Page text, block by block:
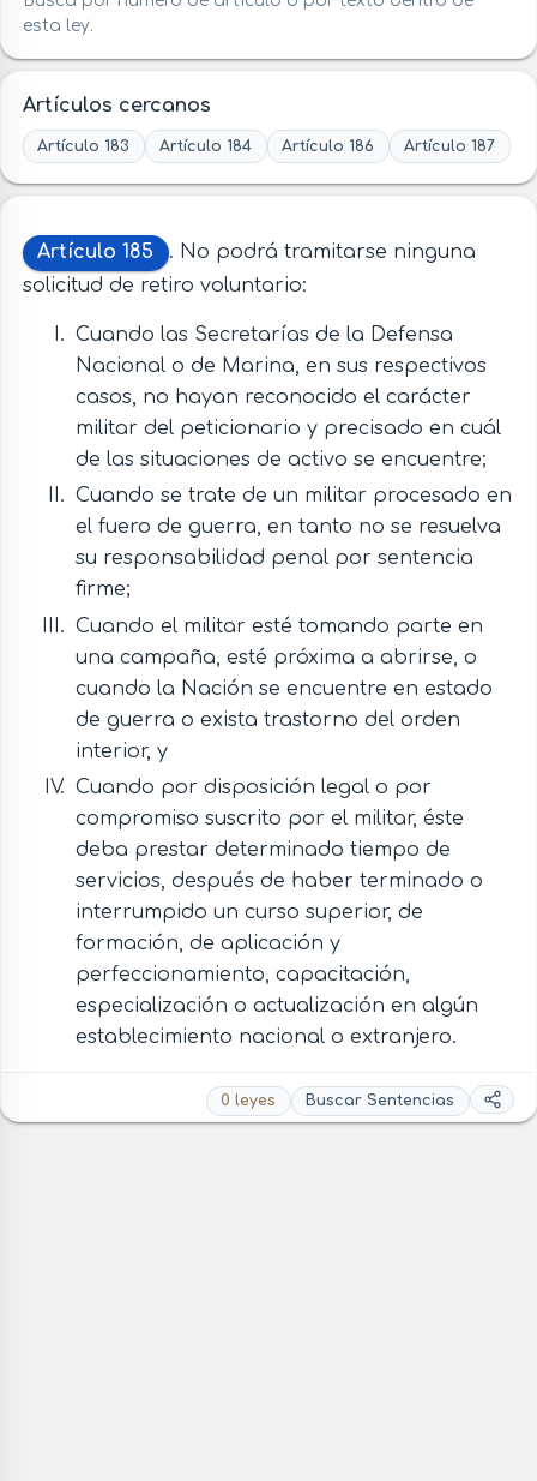
esta ley.
Artículos cercanos
Artículo 183 Artículo 184 Artículo 186 Artículo 187
Artículo 185
. No podrá tramitarse ninguna
solicitud de retiro voluntario:
Cuando las Secretarías de la Defensa
Nacional o de Marina, en sus respectivos
casos, no hayan reconocido el carácter
militar del peticionario y precisado en cuál
de las situaciones de activo se encuentre;
Cuando se trate de un militar procesado en
el fuero de guerra, en tanto no se resuelva
su responsabilidad penal por sentencia
firme;
Cuando el militar esté tomando parte en
una campaña, esté próxima a abrirse, o
cuando la Nación se encuentre en estado
de guerra o exista trastorno del orden
interior, y
Cuando por disposición legal o por
compromiso suscrito por el militar, éste
deba prestar determinado tiempo de
servicios, después de haber terminado o
interrumpido un curso superior, de
formación, de aplicación y
perfeccionamiento, capacitación,
especialización o actualización en algún
establecimiento nacional o extranjero.
0 leyes Buscar Sentencias